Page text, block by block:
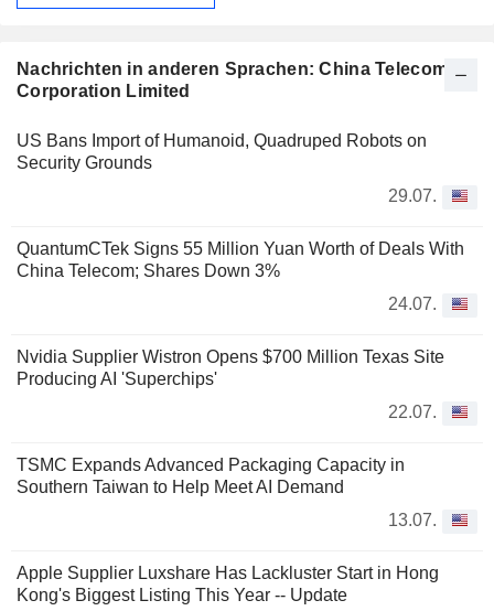
Nachrichten in anderen Sprachen: China Telecom
Corporation Limited
US Bans Import of Humanoid, Quadruped Robots on
Security Grounds
29.07.
QuantumCTek Signs 55 Million Yuan Worth of Deals With
China Telecom; Shares Down 3%
24.07.
Nvidia Supplier Wistron Opens $700 Million Texas Site
Producing AI 'Superchips'
22.07.
TSMC Expands Advanced Packaging Capacity in
Southern Taiwan to Help Meet AI Demand
13.07.
Apple Supplier Luxshare Has Lackluster Start in Hong
Kong's Biggest Listing This Year -- Update